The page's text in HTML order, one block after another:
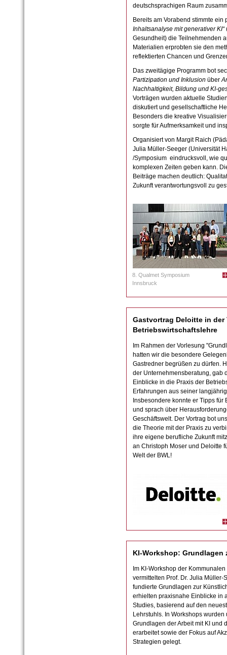
deutschsprachigen Raum
Bereits am Vorabend stimmte
Inhaltsanalyse mit generativer KI“
Gesundheit) die Teilnehmenden
Materialien erprobten sie den
reflektierten Chancen und
Das zweitägige Programm bot
Partizipation und Inklusion über
Nachhaltigkeit, Bildung und KI-
Vorträgen wurden aktuelle
diskutiert und gesellschaftliche
Besonders die kreative
sorgte für Aufmerksamkeit und
Organisiert von Margit Raich
Julia Müller-Seeger (Universität
/Symposium eindrucksvoll, wie
komplexen Zeiten geben kann.
Beiträge machen deutlich:
Zukunft verantwortungsvoll zu
8. Qualmet Symposium
Innsbruck
Gastvortrag Deloitte in
Betriebswirtschaftslehre
Im Rahmen der Vorlesung
hatten wir die besondere
Gastredner begrüßen zu dürfen.
der Unternehmensberatung, gab
Einblicke in die Praxis der
Erfahrungen aus seiner
Insbesondere konnte er Tipps
und sprach über
Geschäftswelt. Der Vortrag bot
die Theorie mit der Praxis zu
ihre eigene berufliche Zukunft
an Christoph Moser und Deloitte
Welt der BWL!
KI-Workshop:
Im KI-Workshop der
vermittelten Prof. Dr. Julia Müller-
fundierte Grundlagen zur
erhielten praxisnahe Einblicke in
Studies, basierend auf den
Lehrstuhls. In Workshops
Grundlagen der Arbeit mit KI und
erarbeitet sowie der Fokus auf
Strategien gelegt.